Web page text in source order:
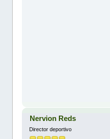
Nervion Reds
Director deportivo